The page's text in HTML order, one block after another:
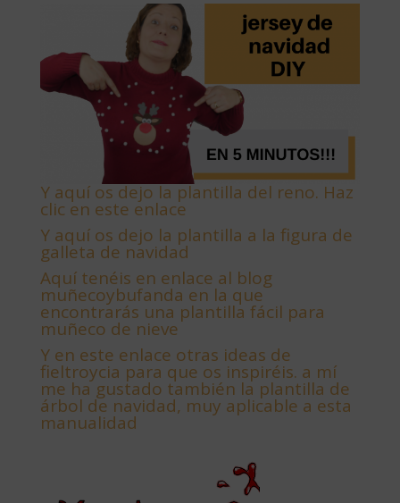
Y aquí os dejo la plantilla del reno. Haz
clic en este enlace
Y aquí os dejo la plantilla a la figura de
galleta de navidad
Aquí tenéis en enlace al blog
muñecoybufanda en la que
encontrarás una plantilla fácil para
muñeco de nieve
Y en este enlace otras ideas de
fieltroycia para que os inspiréis. a mí
me ha gustado también la plantilla de
árbol de navidad, muy aplicable a esta
manualidad